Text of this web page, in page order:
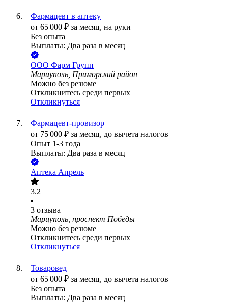
Фармацевт в аптеку
от 65 000 ₽ за месяц, на руки
Без опыта
Выплаты: Два раза в месяц
ООО Фарм Групп
Мариуполь, Приморский район
Можно без резюме
Откликнитесь среди первых
Откликнуться
Фармацевт-провизор
от 75 000 ₽ за месяц, до вычета налогов
Опыт 1-3 года
Выплаты: Два раза в месяц
Аптека Апрель
3.2
•
3 отзыва
Мариуполь, проспект Победы
Можно без резюме
Откликнитесь среди первых
Откликнуться
Товаровед
от 65 000 ₽ за месяц, до вычета налогов
Без опыта
Выплаты: Два раза в месяц